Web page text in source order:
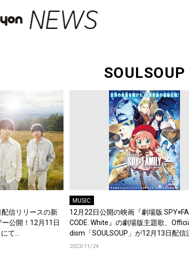
SOULSOUP
信リリースの新
ー公開！12月11日
て
ラジオ初オンエ
MUSIC
12月22日公開の映画『劇場版
CODE: White』の劇場版主題歌、
dism「SOULSOUP」が12月13日配信
2023/11/24